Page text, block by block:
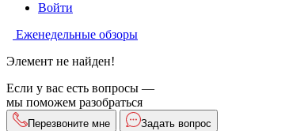
Войти
Еженедельные обзоры
Элемент не найден!
Если у вас есть вопросы —
мы поможем разобраться
Перезвоните мне Задать вопрос